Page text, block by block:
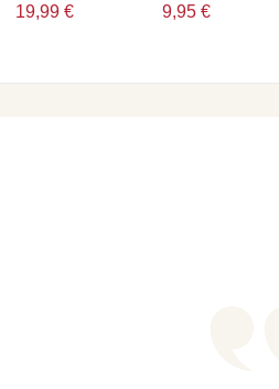
19,99 € 9,95 €